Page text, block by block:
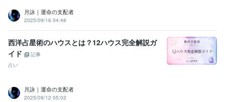
月詠｜運命の支配者
2025/09/16 04:48
西洋占星術のハウスとは？12ハウス完全解説ガ
イド
記事
占い
月詠｜運命の支配者
2025/09/12 05:02